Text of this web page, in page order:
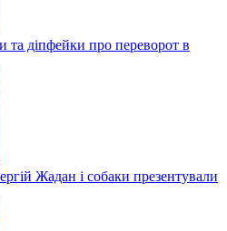
та діпфейки про переворот в
Жадан і собаки презентували